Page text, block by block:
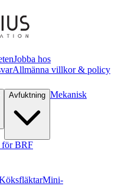
Jobba hos
Allmänna villkor & policy
Avfuktning Mekanisk
för BRF
Mini-